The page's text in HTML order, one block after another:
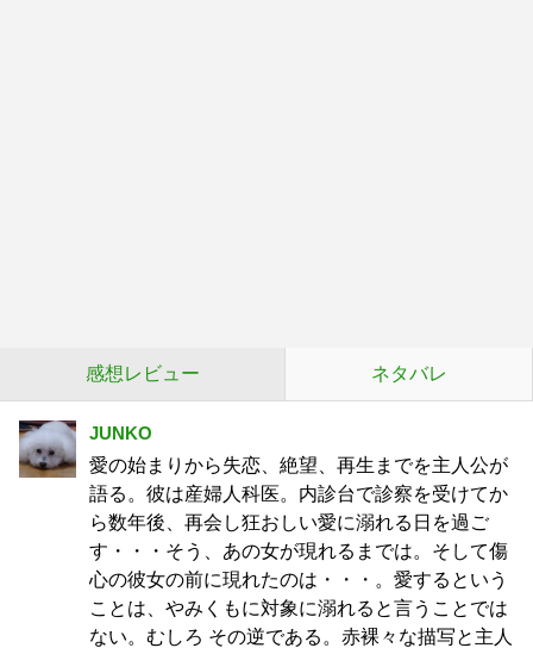
感想レビュー ネタバレ
JUNKO
愛の始まりから失恋、絶望、再生までを主人公が
語る。彼は産婦人科医。内診台で診察を受けてか
ら数年後、再会し狂おしい愛に溺れる日を過ご
す・・・そう、あの女が現れるまでは。そして傷
心の彼女の前に現れたのは・・・。愛するという
ことは、やみくもに対象に溺れると言うことでは
ない。むしろ その逆である。赤裸々な描写と主人